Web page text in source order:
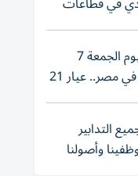
أسعار الذهب اليوم الجمعة 7
أغسطس 2026 في مصر.. عيار 21
التدابير
وأصولنا